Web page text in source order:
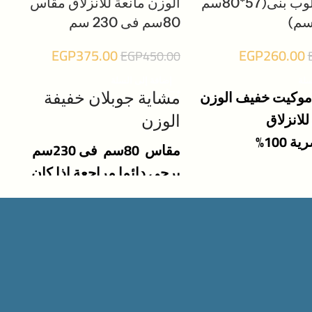
EGP260.00
خفيف الوزن
80سم فى 230 سم
EGP450.00
EGP375.00
مشاية جوبلان خفيفة
الوزن
مقاس 80سم فى 230سم
يرجى دائما مراجعة اذا كان
المقاس يناسبك حيث ان جميع